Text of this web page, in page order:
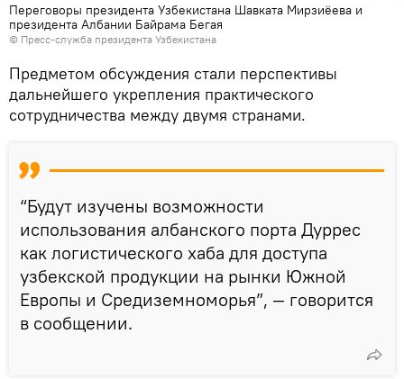
Переговоры президента Узбекистана Шавката Мирзиёева и
президента Албании Байрама Бегая
© Пресс-служба президента Узбекистана
Предметом обсуждения стали перспективы
дальнейшего укрепления практического
сотрудничества между двумя странами.
“Будут изучены возможности
использования албанского порта Дуррес
как логистического хаба для доступа
узбекской продукции на рынки Южной
Европы и Средиземноморья”, — говорится
в сообщении.